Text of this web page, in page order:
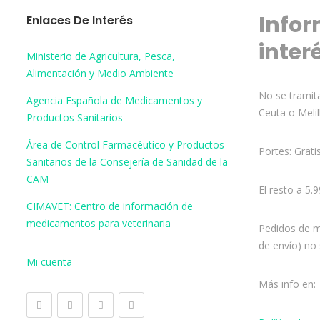
Enlaces De Interés
Ministerio de Agricultura, Pesca,
Alimentación y Medio Ambiente
Agencia Española de Medicamentos y
Productos Sanitarios
Área de Control Farmacéutico y Productos
Sanitarios de la Consejería de Sanidad de la
CAM
CIMAVET: Centro de información de
medicamentos para veterinaria
Mi cuenta
No se
Ceuta o
Portes:
El resto a
Pedidos de
de envío)
Más info en: